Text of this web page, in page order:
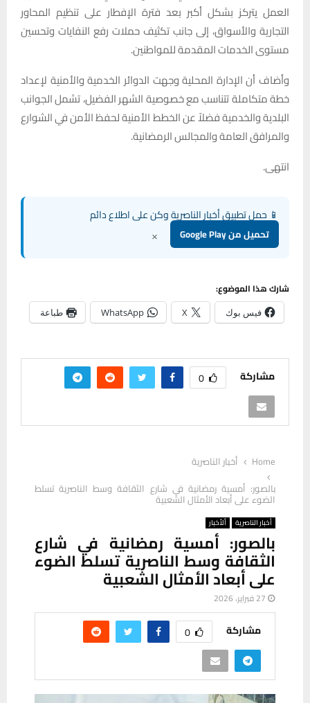
العمل يتركز بشكل أكبر بعد فترة الإفطار على تنظيم المحاور
التجارية والأسواق، إلى جانب تكثيف حملات رفع النفايات وتحسين
مستوى الخدمات المقدمة للمواطنين.
وأضاف أن الإدارة المحلية وجهت الدوائر الخدمية والأمنية لإعداد
خطة متكاملة تتناسب مع خصوصية الشهر الفضيل، تشمل الجوانب
البلدية والخدمية فضلاً عن الخطط الأمنية لحفظ الأمن في الشوارع
والمرافق العامة والمجالس الرمضانية.
انتهى.
📱 حمل تطبيق أخبار الناصرية وكن على اطلاع دائم
تحميل من Google Play ×
شارك هذا الموضوع:
فيس بوك X
WhatsApp طباعة
مشاركة 0
Home
أخبار الناصرية
بالصور: أمسية رمضانية في شارع الثقافة وسط الناصرية تسلط
الضوء على أبعاد الأمثال الشعبية
أخبار الناصرية ألأخبار
بالصور: أمسية رمضانية في شارع
الثقافة وسط الناصرية تسلط الضوء
على أبعاد الأمثال الشعبية
27 فبراير، 2026
مشاركة 0